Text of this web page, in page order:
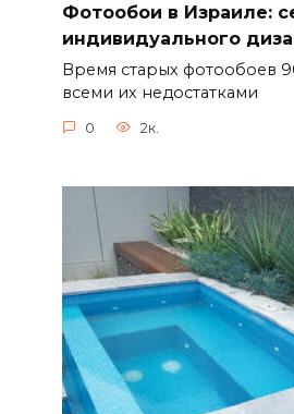
Фотообои в Израиле:
индивидуального
Время старых фотообоев
всеми их недостатками
0 2к.